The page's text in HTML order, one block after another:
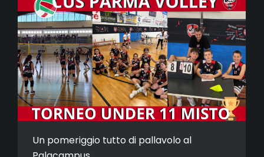
Un pomeriggio tutto di pallavolo al